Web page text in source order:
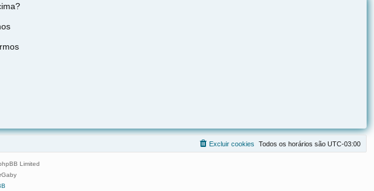
Todos os horários são UTC-03:00
Excluir cookies
Limited